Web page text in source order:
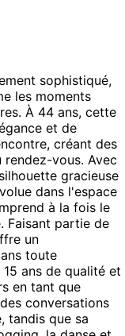
sophistiqué,
les moments
À 44 ans, cette
et de
créant des
vous. Avec
gracieuse
dans l'espace
à la fois le
Faisant partie de
un
toute
ans de qualité et
en tant que
conversations
tandis que sa